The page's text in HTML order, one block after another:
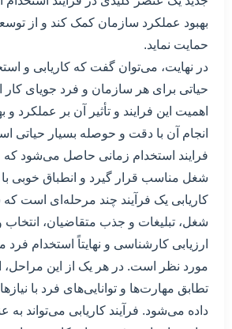
بهبود عملکرد سازمان کمک کند و از
حمایت نماید.
در نهایت، می‌توان گفت که کاریابی و
حیاتی برای هر سازمان و فرد جویای کار
اهمیت این فرایند و تأثیر آن بر عملکرد
انجام آن با دقت و حوصله بسیار حیاتی
فرایند استخدام زمانی حاصل می‌شود که
شغل مناسب قرار گیرد و انطباق خوبی
کاریابی یک فرآیند چند مرحله‌ای است
شغل، تبلیغات و جذب متقاضیان، انتخاب
ارزیابی کارشناسی و نهایتاً استخدام
مورد نظر است. در هر یک از این مراحل،
تطابق مهارت‌ها و توانایی‌های فرد با
داده می‌شود. فرآیند کاریابی می‌تواند